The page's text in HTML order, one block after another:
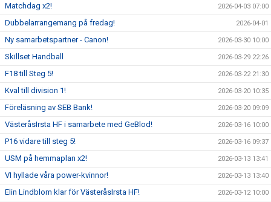
Matchdag x2! 2026-04-03 07:00
Dubbelarrangemang på fredag! 2026-04-01
Ny samarbetspartner - Canon! 2026-03-30 10:00
Skillset Handball 2026-03-29 22:26
F18 till Steg 5! 2026-03-22 21:30
Kval till division 1! 2026-03-20 10:35
Föreläsning av SEB Bank! 2026-03-20 09:09
VästeråsIrsta HF i samarbete med GeBlod! 2026-03-16 10:00
P16 vidare till steg 5! 2026-03-16 09:37
USM på hemmaplan x2! 2026-03-13 13:41
VI hyllade våra power-kvinnor! 2026-03-13 13:40
Elin Lindblom klar för VästeråsIrsta HF! 2026-03-12 10:00